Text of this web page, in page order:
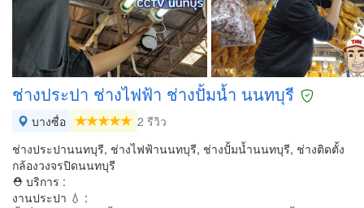
ช่างประปา ช่างไฟฟ้า ช่างปั้มน้ำ นนทบุรี
บางซื่อ
2 รีวิว
ช่างประปานนทบุรี, ช่างไฟฟ้านนทบุรี, ช่างปั้มน้ำนนทบุรี, ช่างติดตั้ง
กล้องวงจรปิดนนทบุรี
⛑ บริการ :
งานประปา 💧 :